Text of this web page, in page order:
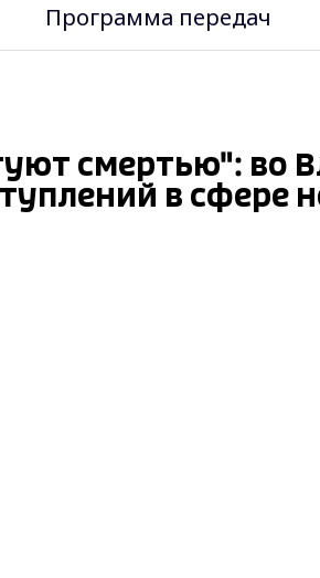
Программа передач
смертью": во
в сфере